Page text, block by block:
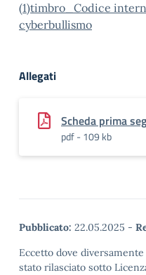
(1)timbro_Codice
cyberbullismo
Allegati
Scheda prima
pdf - 109 kb
Pubblicato: 22.05.2025 -
Eccetto dove
stato rilasciato sotto